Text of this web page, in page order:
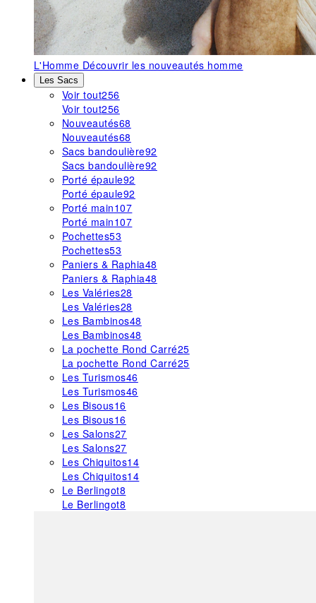
L'Homme Découvrir les nouveautés homme
Les Sacs
Voir tout256
Voir tout256
Nouveautés68
Nouveautés68
Sacs bandoulière92
Sacs bandoulière92
Porté épaule92
Porté épaule92
Porté main107
Porté main107
Pochettes53
Pochettes53
Paniers & Raphia48
Paniers & Raphia48
Les Valéries28
Les Valéries28
Les Bambinos48
Les Bambinos48
La pochette Rond Carré25
La pochette Rond Carré25
Les Turismos46
Les Turismos46
Les Bisous16
Les Bisous16
Les Salons27
Les Salons27
Les Chiquitos14
Les Chiquitos14
Le Berlingot8
Le Berlingot8